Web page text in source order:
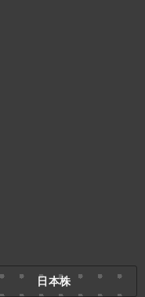
日本株